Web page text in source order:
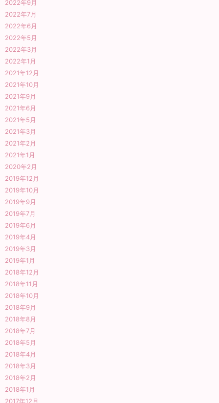
2022年9月
2022年7月
2022年6月
2022年5月
2022年3月
2022年1月
2021年12月
2021年10月
2021年9月
2021年6月
2021年5月
2021年3月
2021年2月
2021年1月
2020年2月
2019年12月
2019年10月
2019年9月
2019年7月
2019年6月
2019年4月
2019年3月
2019年1月
2018年12月
2018年11月
2018年10月
2018年9月
2018年8月
2018年7月
2018年5月
2018年4月
2018年3月
2018年2月
2018年1月
2017年12月